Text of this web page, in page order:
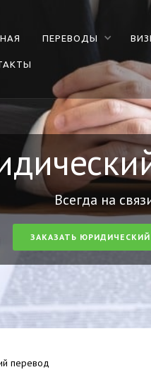
ПЕРЕВОДЫ
Всегда на
ЗАКАЗАТЬ ЮРИДИЧЕСКИЙ
перевод